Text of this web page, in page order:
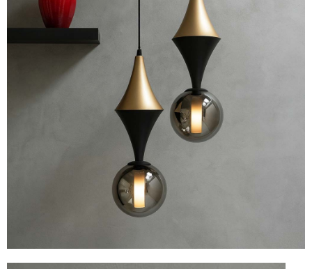
時審查核予不同之上限額度；若仍有額度不足之情形，本公司將視審查結果
請求用戶進行身份認證。
５．嚴禁一人註冊多個帳號或使用他人資訊註冊。若發現惡意使用之情形，
恩沛科技股份有限公司將有權停止該用戶之使用額度並採取法律行動。